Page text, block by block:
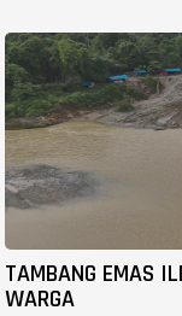
TAMBANG EMAS
WARGA